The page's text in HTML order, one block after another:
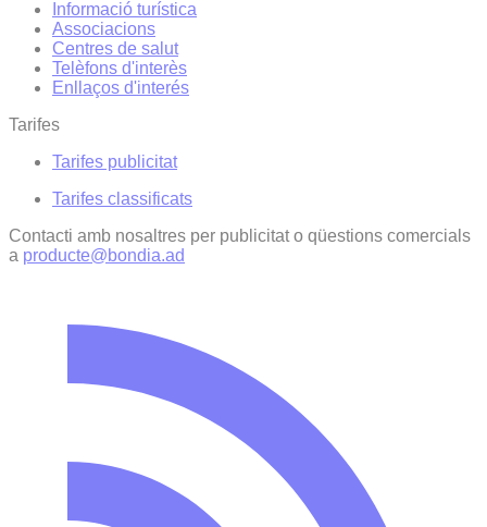
Informació turística
Associacions
Centres de salut
Telèfons d'interès
Enllaços d'interés
Tarifes
Tarifes publicitat
Tarifes classificats
Contacti amb nosaltres per publicitat o qüestions comercials
a producte@bondia.ad